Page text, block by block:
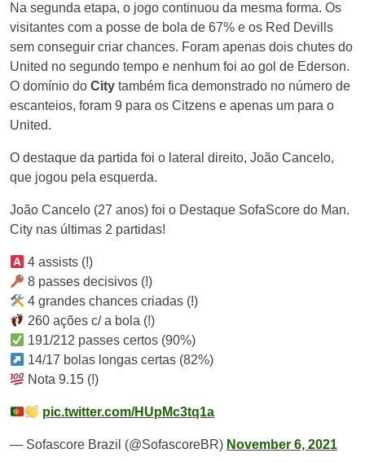
Na segunda etapa, o jogo continuou da mesma forma. Os
visitantes com a posse de bola de 67% e os Red Devills
sem conseguir criar chances. Foram apenas dois chutes do
United no segundo tempo e nenhum foi ao gol de Ederson.
O domínio do City também fica demonstrado no número de
escanteios, foram 9 para os Citzens e apenas um para o
United.
O destaque da partida foi o lateral direito, João Cancelo,
que jogou pela esquerda.
João Cancelo (27 anos) foi o Destaque SofaScore do Man.
City nas últimas 2 partidas!
4 assists (!)
8 passes decisivos (!)
4 grandes chances criadas (!)
260 ações c/ a bola (!)
191/212 passes certos (90%)
14/17 bolas longas certas (82%)
Nota 9.15 (!)
pic.twitter.com/HUpMc3tq1a
— Sofascore Brazil (@SofascoreBR) November 6, 2021